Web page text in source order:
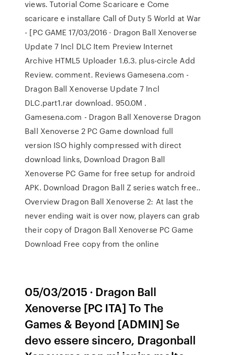
views. Tutorial Come Scaricare e Come
scaricare e installare Call of Duty 5 World at War
- [PC GAME 17/03/2016 · Dragon Ball Xenoverse
Update 7 Incl DLC Item Preview Internet
Archive HTML5 Uploader 1.6.3. plus-circle Add
Review. comment. Reviews Gamesena.com -
Dragon Ball Xenoverse Update 7 Incl
DLC.part1.rar download. 950.0M .
Gamesena.com - Dragon Ball Xenoverse Dragon
Ball Xenoverse 2 PC Game download full
version ISO highly compressed with direct
download links, Download Dragon Ball
Xenoverse PC Game for free setup for android
APK. Download Dragon Ball Z series watch free..
Overview Dragon Ball Xenoverse 2: At last the
never ending wait is over now, players can grab
their copy of Dragon Ball Xenoverse PC Game
Download Free copy from the online
05/03/2015 · Dragon Ball
Xenoverse [PC ITA] To The
Games & Beyond [ADMIN] Se
devo essere sincero, Dragonball